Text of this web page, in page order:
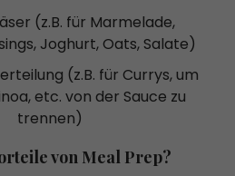
(z.B. für Marmelade,
Joghurt, Oats, Salate)
(z.B. für Currys, um
etc. von der Sauce zu
trennen)
von Meal Prep?